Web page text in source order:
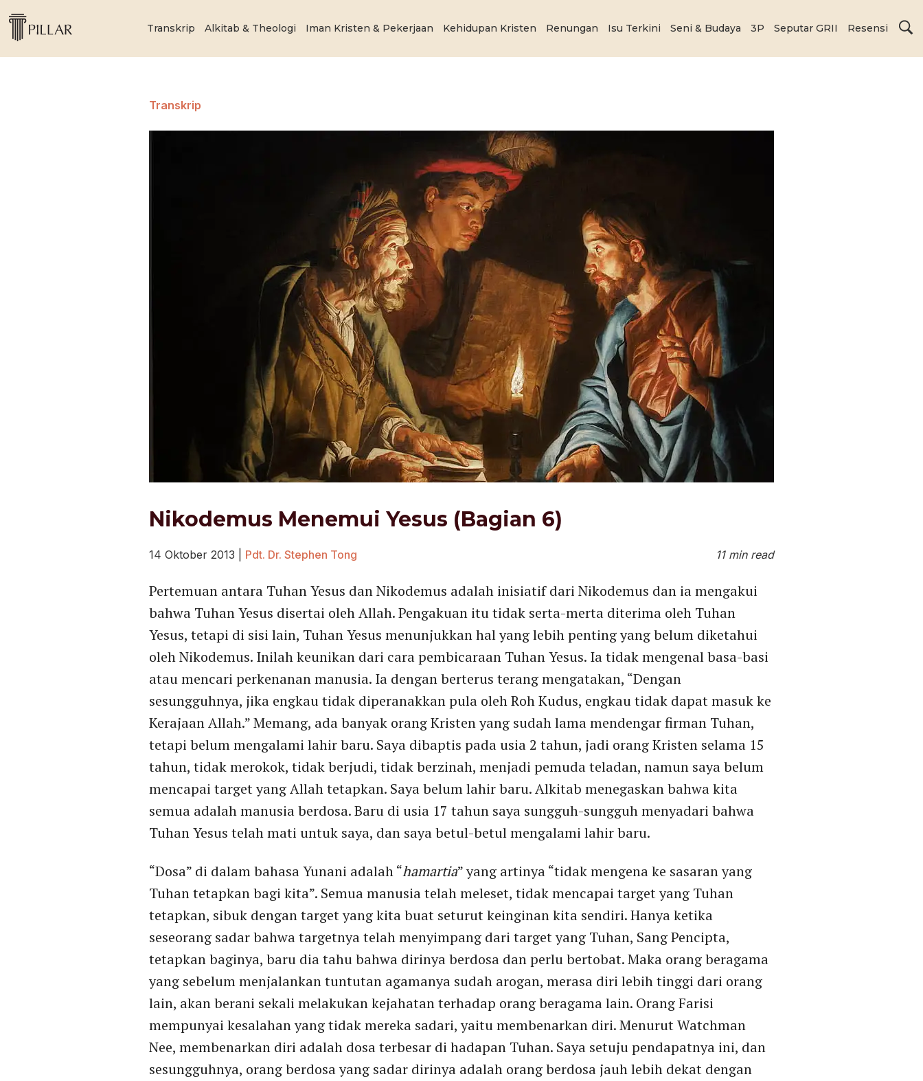
Transkrip Alkitab & Theologi Iman Kristen & Pekerjaan Kehidupan Kristen Renungan Isu Terkini Seni & Budaya 3P Seputar GRII Resensi
Transkrip
Nikodemus Menemui Yesus (Bagian 6)
14 Oktober 2013 Pdt. Dr. Stephen Tong 11 min read
Pertemuan antara Tuhan Yesus dan Nikodemus adalah inisiatif dari Nikodemus dan ia mengakui
bahwa Tuhan Yesus disertai oleh Allah. Pengakuan itu tidak serta-merta diterima oleh Tuhan
Yesus, tetapi di sisi lain, Tuhan Yesus menunjukkan hal yang lebih penting yang belum diketahui
oleh Nikodemus. Inilah keunikan dari cara pembicaraan Tuhan Yesus. Ia tidak mengenal basa-basi
atau mencari perkenanan manusia. Ia dengan berterus terang mengatakan, “Dengan
sesungguhnya, jika engkau tidak diperanakkan pula oleh Roh Kudus, engkau tidak dapat masuk ke
Kerajaan Allah.” Memang, ada banyak orang Kristen yang sudah lama mendengar firman Tuhan,
tetapi belum mengalami lahir baru. Saya dibaptis pada usia 2 tahun, jadi orang Kristen selama 15
tahun, tidak merokok, tidak berjudi, tidak berzinah, menjadi pemuda teladan, namun saya belum
mencapai target yang Allah tetapkan. Saya belum lahir baru. Alkitab menegaskan bahwa kita
semua adalah manusia berdosa. Baru di usia 17 tahun saya sungguh-sungguh menyadari bahwa
Tuhan Yesus telah mati untuk saya, dan saya betul-betul mengalami lahir baru.
“Dosa” di dalam bahasa Yunani adalah “hamartia” yang artinya “tidak mengena ke sasaran yang
Tuhan tetapkan bagi kita”. Semua manusia telah meleset, tidak mencapai target yang Tuhan
tetapkan, sibuk dengan target yang kita buat seturut keinginan kita sendiri. Hanya ketika
seseorang sadar bahwa targetnya telah menyimpang dari target yang Tuhan, Sang Pencipta,
tetapkan baginya, baru dia tahu bahwa dirinya berdosa dan perlu bertobat. Maka orang beragama
yang sebelum menjalankan tuntutan agamanya sudah arogan, merasa diri lebih tinggi dari orang
lain, akan berani sekali melakukan kejahatan terhadap orang beragama lain. Orang Farisi
mempunyai kesalahan yang tidak mereka sadari, yaitu membenarkan diri. Menurut Watchman
Nee, membenarkan diri adalah dosa terbesar di hadapan Tuhan. Saya setuju pendapatnya ini, dan
sesungguhnya, orang berdosa yang sadar dirinya adalah orang berdosa jauh lebih dekat dengan